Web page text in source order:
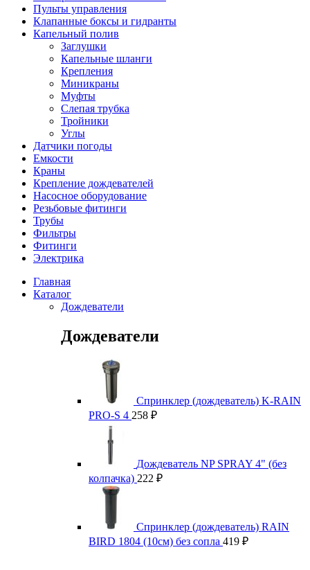
Пульты управления
Клапанные боксы и гидранты
Капельный полив
Заглушки
Капельные шланги
Крепления
Миникраны
Муфты
Слепая трубка
Тройники
Углы
Датчики погоды
Емкости
Краны
Крепление дождевателей
Насосное оборудование
Резьбовые фитинги
Трубы
Фильтры
Фитинги
Электрика
Главная
Каталог
Дождеватели
Дождеватели
Спринклер (дождеватель) K-RAIN
PRO-S 4 258 ₽
Дождеватель NP SPRAY 4" (без
колпачка) 222 ₽
Спринклер (дождеватель) RAIN
BIRD 1804 (10см) без сопла 419 ₽